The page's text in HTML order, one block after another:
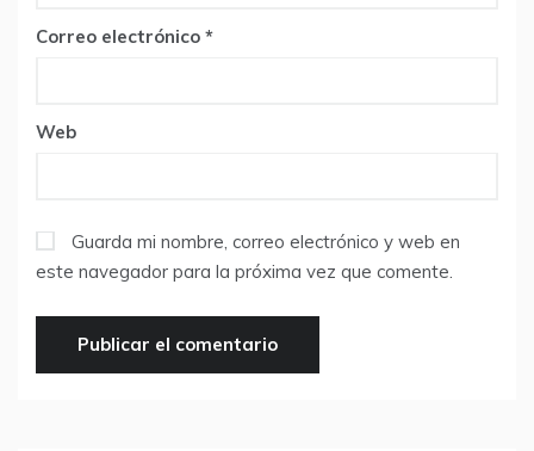
Correo electrónico *
Web
Guarda mi nombre, correo electrónico y web en
este navegador para la próxima vez que comente.